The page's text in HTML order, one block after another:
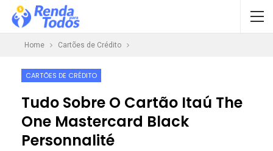
Home Cartões de Crédito
CARTÕES DE CRÉDITO
Tudo Sobre O Cartão Itaú The
One Mastercard Black
Personnalité